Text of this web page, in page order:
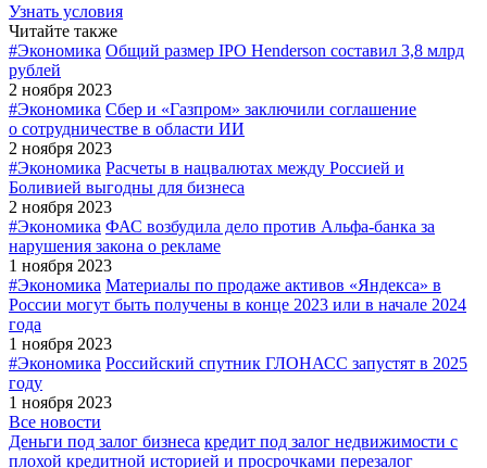
Узнать условия
Читайте также
#Экономика Общий размер IPO Henderson составил 3,8 млрд
рублей
2 ноября 2023
#Экономика Сбер и «Газпром» заключили соглашение
о сотрудничестве в области ИИ
2 ноября 2023
#Экономика Расчеты в нацвалютах между Россией и
Боливией выгодны для бизнеса
2 ноября 2023
#Экономика ФАС возбудила дело против Альфа-банка за
нарушения закона о рекламе
1 ноября 2023
#Экономика Материалы по продаже активов «Яндекса» в
России могут быть получены в конце 2023 или в начале 2024
года
1 ноября 2023
#Экономика Российский спутник ГЛОНАСС запустят в 2025
году
1 ноября 2023
Все новости
Деньги под залог бизнеса кредит под залог недвижимости с
плохой кредитной историей и просрочками перезалог